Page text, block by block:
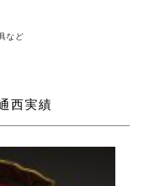
など
西実績